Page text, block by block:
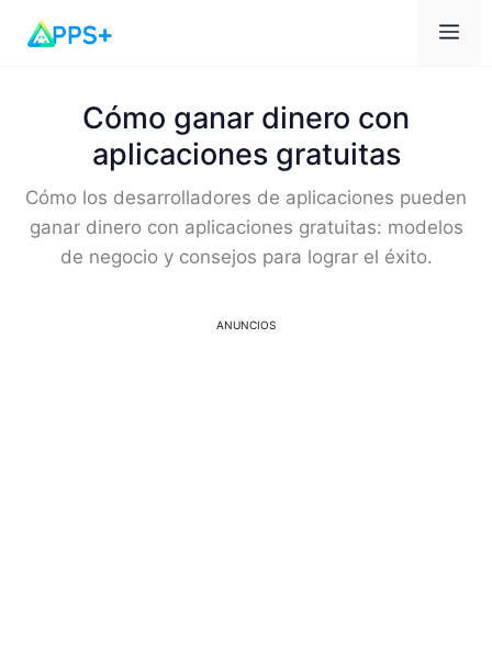
Cómo ganar dinero con
aplicaciones gratuitas
Cómo los desarrolladores de aplicaciones pueden
ganar dinero con aplicaciones gratuitas: modelos
de negocio y consejos para lograr el éxito.
ANUNCIOS